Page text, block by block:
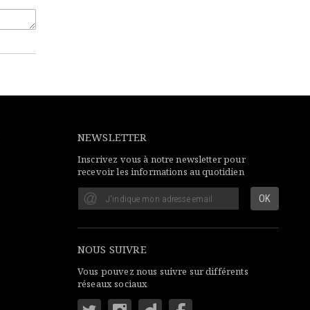
NEWSLETTER
Inscrivez vous à notre newsletter pour
recevoir les informations au quotidien
NOUS SUIVRE
Vous pouvez nous suivre sur différents
réseaux sociaux